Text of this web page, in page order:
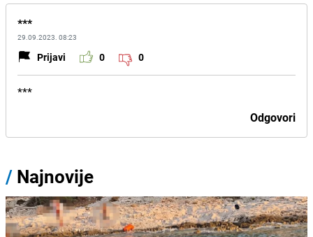
***
29.09.2023. 08:23
Prijavi 0 0
***
Odgovori
/ Najnovije